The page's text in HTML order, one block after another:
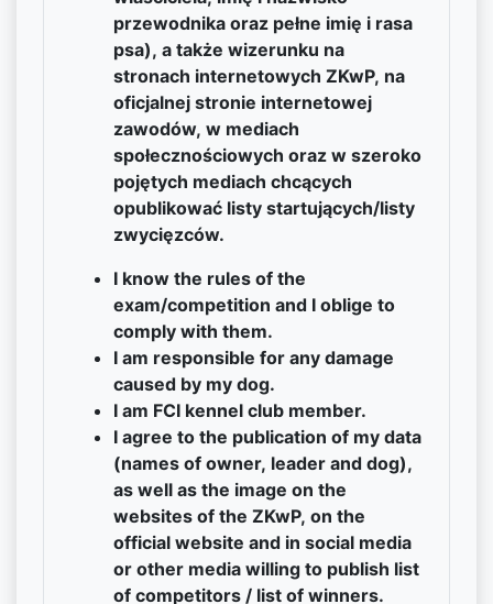
przewodnika oraz pełne imię i rasa
psa), a także wizerunku na
stronach internetowych ZKwP, na
oficjalnej stronie internetowej
zawodów, w mediach
społecznościowych oraz w szeroko
pojętych mediach chcących
opublikować listy startujących/listy
zwycięzców.
I know the rules of the
exam/competition and I oblige to
comply with them.
I am responsible for any damage
caused by my dog.
I am FCI kennel club member.
I agree to the publication of my data
(names of owner, leader and dog),
as well as the image on the
websites of the ZKwP, on the
official website and in social media
or other media willing to publish list
of competitors / list of winners.